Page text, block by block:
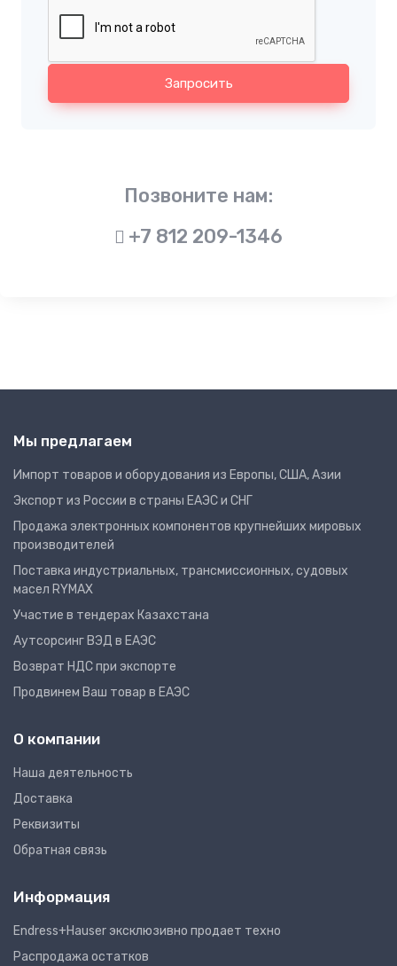
Запросить
Позвоните нам:
+7 812 209-1346
Мы предлагаем
Импорт товаров и оборудования из Европы, США, Азии
Экспорт из России в страны ЕАЭС и СНГ
Продажа электронных компонентов крупнейших мировых
производителей
Поставка индустриальных, трансмиссионных, судовых
масел RYMAX
Участие в тендерах Казахстана
Аутсорсинг ВЭД в ЕАЭС
Возврат НДС при экспорте
Продвинем Ваш товар в ЕАЭС
О компании
Наша деятельность
Доставка
Реквизиты
Обратная связь
Информация
Endress+Hauser эксклюзивно продает техно
Распродажа остатков